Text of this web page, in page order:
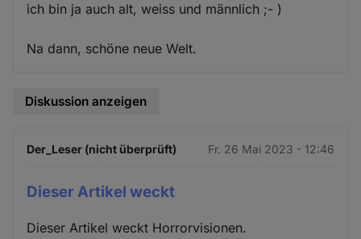
ich bin ja auch alt, weiss und männlich ;- )
Na dann, schöne neue Welt.
Diskussion anzeigen
Der_Leser (nicht überprüft) Fr. 26 Mai 2023 - 12:46
Dieser Artikel weckt
Dieser Artikel weckt Horrorvisionen.